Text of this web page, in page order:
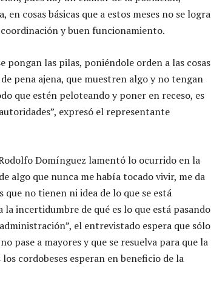
en cosas básicas que a estos meses no se logra
y buen funcionamiento.
pongan las pilas, poniéndole orden a las cosas
pena ajena, que muestren algo y no tengan
que estén peloteando y poner en receso, es
expresó el representante
Domínguez lamentó lo ocurrido en la
algo que nunca me había tocado vivir, me da
no tienen ni idea de lo que se está
incertidumbre de qué es lo que está pasando
el entrevistado espera que sólo
pase a mayores y que se resuelva para que la
cordobeses esperan en beneficio de la